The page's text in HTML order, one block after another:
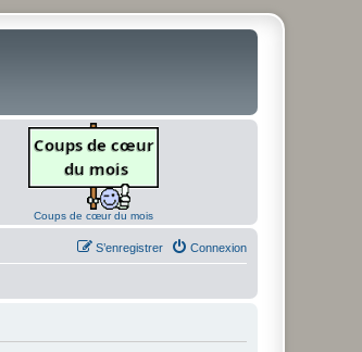
Coups de cœur du mois
Connexion
S’enregistrer